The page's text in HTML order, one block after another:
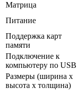
Матрица
Питание
Поддержка карт
памяти
Подключение к
компьютеру по USB
Размеры (ширина x
высота x толщина)